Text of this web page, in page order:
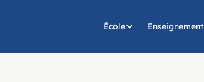
École Enseignement